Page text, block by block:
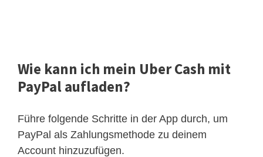
Wie kann ich mein Uber Cash mit
PayPal aufladen?
Führe folgende Schritte in der App durch, um
PayPal als Zahlungsmethode zu deinem
Account hinzuzufügen.